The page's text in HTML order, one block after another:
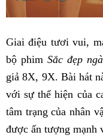
Giai điệu tươi vui,
bộ phimSắc đẹp
giả 8X, 9X. Bài hát
với sự thể hiện của
tâm trạng của nhân
được ấn tượng mạnh